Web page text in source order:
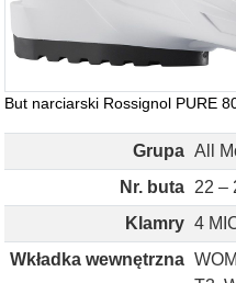
But narciarski Rossignol PURE
Grupa All
Nr. buta
22 –
Klamry 4
Wkładka wewnętrzna